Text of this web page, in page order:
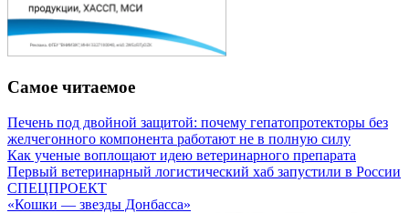
Самое читаемое
Печень под двойной защитой: почему гепатопротекторы без
желчегонного компонента работают не в полную силу
Как ученые воплощают идею ветеринарного препарата
Первый ветеринарный логистический хаб запустили в России
СПЕЦПРОЕКТ
«Кошки — звезды Донбасса»